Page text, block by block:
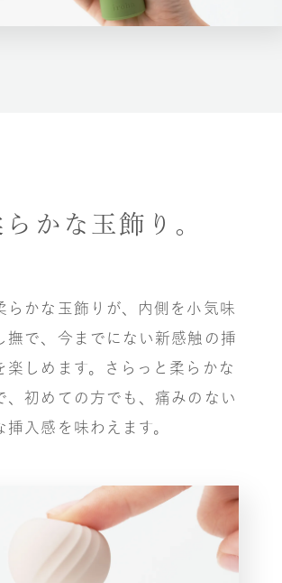
らかな玉飾り。
らかな玉飾りが、内側を小気味
撫で、今までにない新感触の挿
楽しめます。さらっと柔らかな
、初めての方でも、痛みのない
挿入感を味わえます。